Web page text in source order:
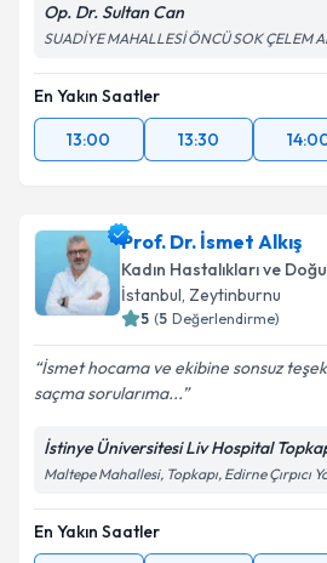
Op. Dr. Sultan Can
SUADİYE MAHALLESİ ÖNCÜ SOK ÇELEM
En Yakın Saatler
13:00
13:30
Prof. Dr. İsmet Alkış
Kadın Hastalıkları ve
İstanbul, Zeytinburnu
5 (5 Değerlendirme)
İsmet hocama ve ekibine sonsuz
saçma sorularıma...
İstinye Üniversitesi Liv Hospital
Maltepe Mahallesi, Topkapı, Edirne Çırpıcı
En Yakın Saatler